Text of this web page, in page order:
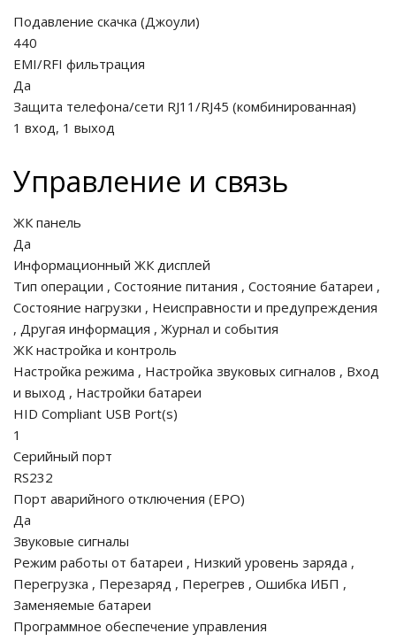
Подавление скачка (Джоули)
440
EMI/RFI фильтрация
Да
Защита телефона/сети RJ11/RJ45 (комбинированная)
1 вход, 1 выход
Управление и связь
ЖК панель
Да
Информационный ЖК дисплей
Тип операции , Состояние питания , Состояние батареи ,
Состояние нагрузки , Неисправности и предупреждения
, Другая информация , Журнал и события
ЖК настройка и контроль
Настройка режима , Настройка звуковых сигналов , Вход
и выход , Настройки батареи
HID Compliant USB Port(s)
1
Серийный порт
RS232
Порт аварийного отключения (EPO)
Да
Звуковые сигналы
Режим работы от батареи , Низкий уровень заряда ,
Перегрузка , Перезаряд , Перегрев , Ошибка ИБП ,
Заменяемые батареи
Программное обеспечение управления